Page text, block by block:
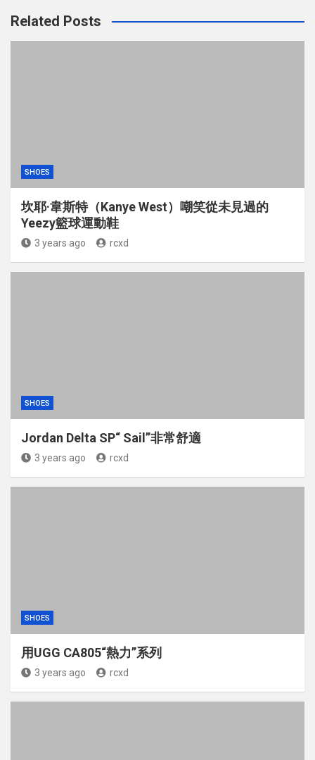
Related Posts
SHOES
坎耶·韋斯特（Kanye West）嘲笑從未見過的
Yeezy籃球運動鞋
3 years ago rcxd
SHOES
Jordan Delta SP“ Sail”非常舒適
3 years ago rcxd
SHOES
用UGG CA805“熱力”系列
3 years ago rcxd